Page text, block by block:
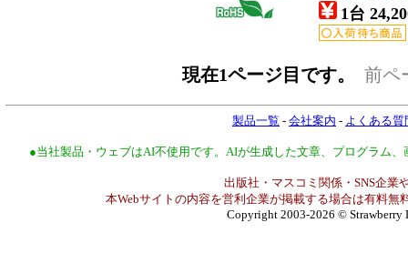
1台
現在1ページ目です。 前ペ
製品一覧 - 会社案内 - よくある質
●当社製品・ウェブはAI不使用です。AIが生成した文章、プログラム
出版社・マスコミ関係・SNS企業
本Webサイトの内容を営利企業が掲載する場合は有料無
Copyright 2003-2026 © Strawberry